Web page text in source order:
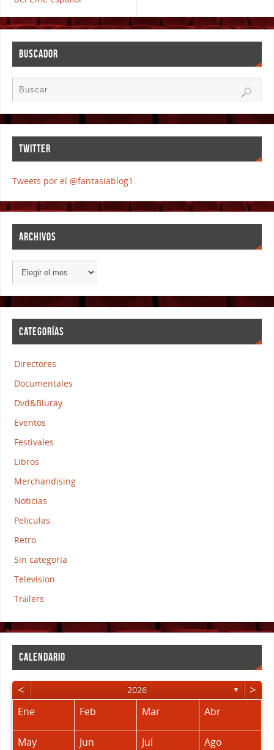
BUSCADOR
TWITTER
Tweets por el @fantasiablog1.
ARCHIVOS
CATEGORÍAS
Directores
Documentales
Dvd&Bluray
Eventos
Festivales
Libros
Merchandising
Noticias
Peliculas
Retro
Sin categoría
Television
Tráilers
CALENDARIO
< 2026 ▼ >
Ene Feb Mar Abr
May Jun Jul Ago